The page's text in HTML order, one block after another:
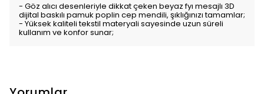
- Göz alıcı desenleriyle dikkat çeken beyaz fyı mesajlı 3D
dijital baskılı pamuk poplin cep mendili, şıklığınızı tamamlar;
- Yüksek kaliteli tekstil materyali sayesinde uzun süreli
kullanım ve konfor sunar;